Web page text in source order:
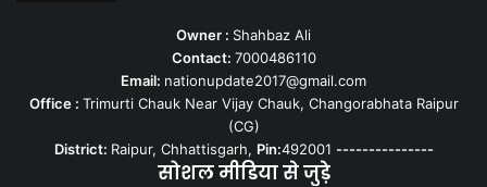
Owner : Shahbaz Ali
Contact: 7000486110
Email: nationupdate2017@gmail.com
Office : Trimurti Chauk Near Vijay Chauk, Changorabhata Raipur
(CG)
District: Raipur, Chhattisgarh, Pin:492001 ---------------
सोशल मीडिया से जुड़े